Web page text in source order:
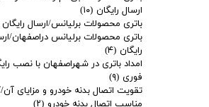
ارسال رایگان (۱۰)
باتری محصولات برلیانس/ارسال رایگان
باتری محصولات برلیانس دراصفهان/
رایگان (۴)
امداد باتری در شهراصفهان با نصب
فوری (۹)
تقویت اتصال بدنه خودرو و مزایای آن/
مناسب اتصال بدنه خودرو (۲)